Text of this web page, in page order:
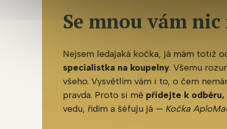
Se mnou vám
Nejsem ledajaká kočka, já mám totiž
specialistka na koupelny. Všemu
všeho. Vysvětlím vám i to, o čem
pravda. Proto si mě přidejte k odběru,
vedu, řídím a šéfuju já — Kočka